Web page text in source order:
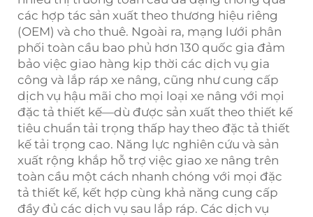
các hợp tác sản xuất theo thương hiệu riêng
(OEM) và cho thuê. Ngoài ra, mạng lưới phân
phối toàn cầu bao phủ hơn 130 quốc gia đảm
bảo việc giao hàng kịp thời các dịch vụ gia
công và lắp ráp xe nâng, cũng như cung cấp
dịch vụ hậu mãi cho mọi loại xe nâng với mọi
đặc tả thiết kế—dù được sản xuất theo thiết kế
tiêu chuẩn tải trọng thấp hay theo đặc tả thiết
kế tải trọng cao. Năng lực nghiên cứu và sản
xuất rộng khắp hỗ trợ việc giao xe nâng trên
toàn cầu một cách nhanh chóng với mọi đặc
tả thiết kế, kết hợp cùng khả năng cung cấp
đầy đủ các dịch vụ sau lắp ráp. Các dịch vụ